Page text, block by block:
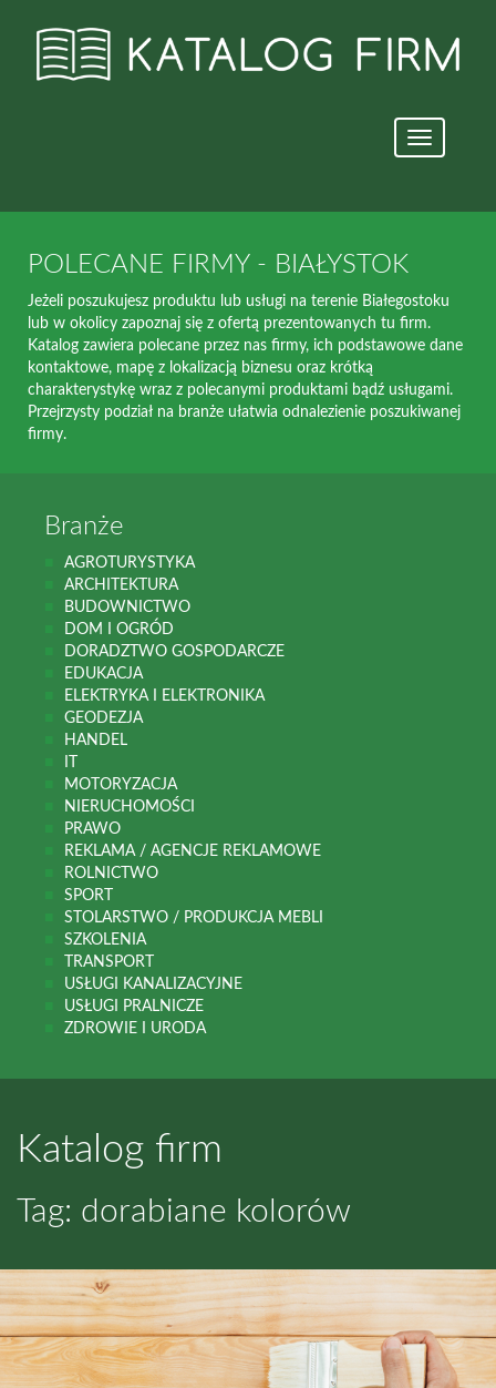
Nawigacja
strony
POLECANE FIRMY - BIAŁYSTOK
Jeżeli poszukujesz produktu lub usługi na terenie Białegostoku
lub w okolicy zapoznaj się z ofertą prezentowanych tu firm.
Katalog zawiera polecane przez nas firmy, ich podstawowe dane
kontaktowe, mapę z lokalizacją biznesu oraz krótką
charakterystykę wraz z polecanymi produktami bądź usługami.
Przejrzysty podział na branże ułatwia odnalezienie poszukiwanej
firmy.
Branże
AGROTURYSTYKA
ARCHITEKTURA
BUDOWNICTWO
DOM I OGRÓD
DORADZTWO GOSPODARCZE
EDUKACJA
ELEKTRYKA I ELEKTRONIKA
GEODEZJA
HANDEL
MOTORYZACJA
NIERUCHOMOŚCI
PRAWO
REKLAMA / AGENCJE REKLAMOWE
ROLNICTWO
SPORT
STOLARSTWO / PRODUKCJA MEBLI
SZKOLENIA
TRANSPORT
USŁUGI KANALIZACYJNE
USŁUGI PRALNICZE
ZDROWIE I URODA
Katalog firm
Tag: dorabiane kolorów